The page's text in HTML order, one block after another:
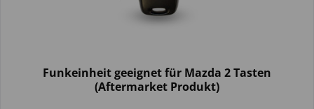
Funkeinheit geeignet für Mazda 2 Tasten
(Aftermarket Produkt)